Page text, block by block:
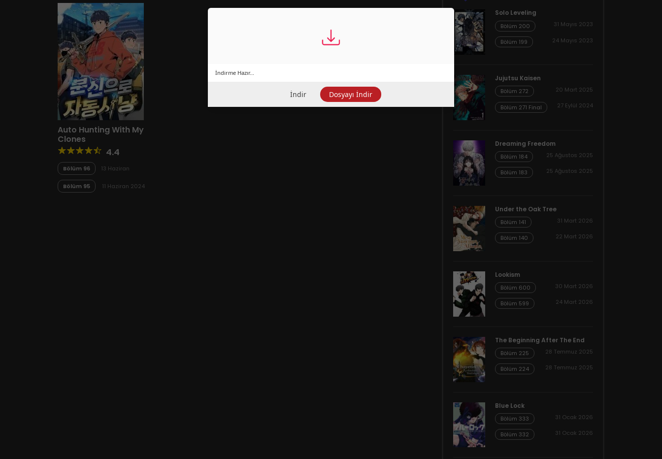
Auto Hunting With My
Clones
4.4
Bölüm 96
13 Haziran
Bölüm 95 11 Haziran 2024
Solo Leveling
Bölüm 200 31 Mayıs 2023
Bölüm 199 24 Mayıs 2023
Jujutsu Kaisen
Bölüm 272 20 Mart 2025
Bölüm 271 Final 27 Eylül 2024
Dreaming Freedom
Bölüm 184 25 Ağustos 2025
Bölüm 183 25 Ağustos 2025
Under the Oak Tree
Bölüm 141 31 Mart 2026
Bölüm 140 22 Mart 2026
Lookism
Bölüm 600 30 Mart 2026
Bölüm 599 24 Mart 2026
The Beginning After The End
Bölüm 225 28 Temmuz 2025
Bölüm 224 28 Temmuz 2025
Blue Lock
Bölüm 333 31 Ocak 2026
Bölüm 332 31 Ocak 2026
İndirme Hazır...
İndir Dosyayı İndir